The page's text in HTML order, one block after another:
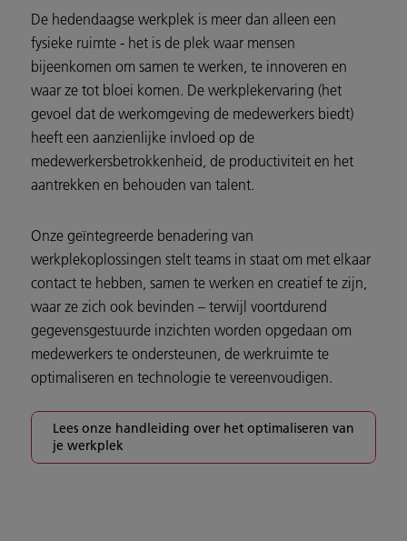
De hedendaagse werkplek is meer dan alleen een
fysieke ruimte - het is de plek waar mensen
bijeenkomen om samen te werken, te innoveren en
waar ze tot bloei komen. De werkplekervaring (het
gevoel dat de werkomgeving de medewerkers biedt)
heeft een aanzienlijke invloed op de
medewerkersbetrokkenheid, de productiviteit en het
aantrekken en behouden van talent.
Onze geïntegreerde benadering van
werkplekoplossingen stelt teams in staat om met elkaar
contact te hebben, samen te werken en creatief te zijn,
waar ze zich ook bevinden – terwijl voortdurend
gegevensgestuurde inzichten worden opgedaan om
medewerkers te ondersteunen, de werkruimte te
optimaliseren en technologie te vereenvoudigen.
Lees onze handleiding over het optimaliseren van
je werkplek